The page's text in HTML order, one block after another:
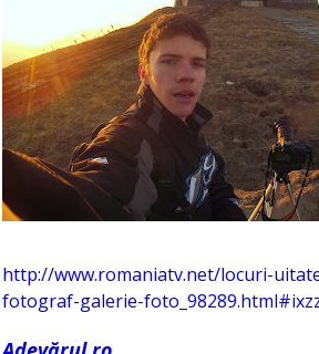
http://www.romaniatv.net/locuri-
fotograf-galerie-